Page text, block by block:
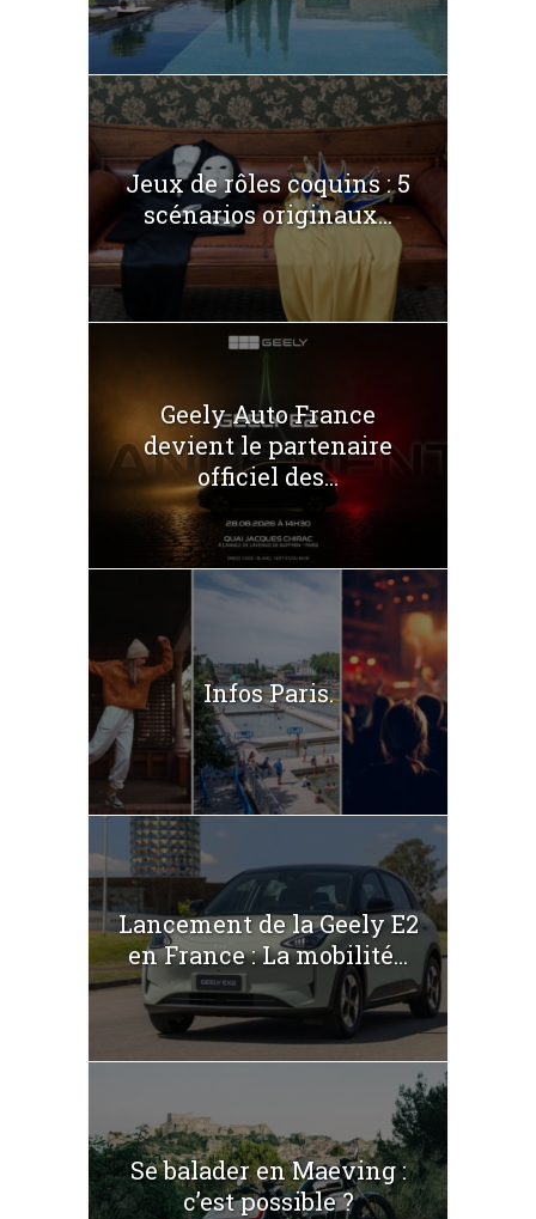
Jeux de rôles coquins : 5
scénarios originaux...
Geely Auto France
devient le partenaire
officiel des...
Infos Paris.
Lancement de la Geely E2
en France : La mobilité...
Se balader en Maeving :
c’est possible ?